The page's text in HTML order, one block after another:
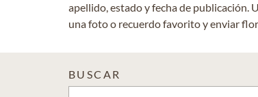
apellido, estado y fecha de
una foto o recuerdo favorito y enviar
BUSCAR